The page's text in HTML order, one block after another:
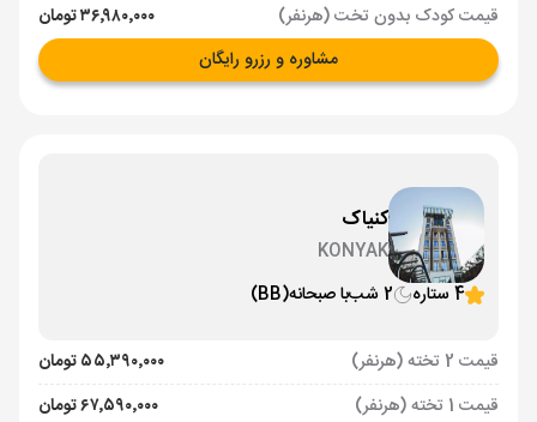
قیمت کودک بدون تخت (هرنفر)
۳۶٬۹۸۰٬۰۰۰ تومان
مشاوره و رزرو رایگان
کنیاک
KONYAK
4 ستاره
2 شب با صبحانه(BB)
قیمت 2 تخته (هرنفر)
۵۵٬۳۹۰٬۰۰۰ تومان
قیمت 1 تخته (هرنفر)
۶۷٬۵۹۰٬۰۰۰ تومان